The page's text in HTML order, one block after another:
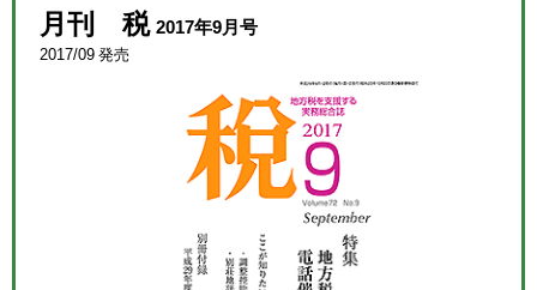
月刊 税 2017年9月号
2017/09 発売